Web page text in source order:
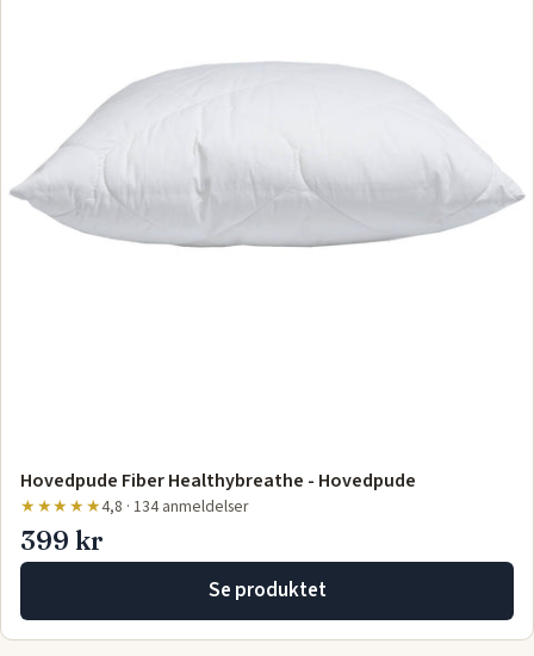
Hovedpude Fiber Healthybreathe - Hovedpude
★★★★★4,8 · 134 anmeldelser
399 kr
Se produktet